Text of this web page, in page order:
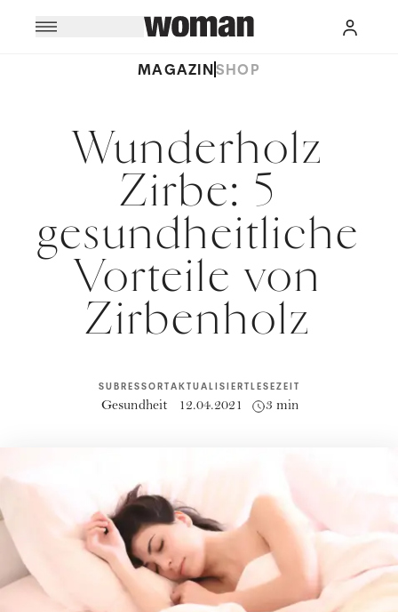
MAGAZINSHOP
Wunderholz
Zirbe: 5
gesundheitliche
Vorteile von
Zirbenholz
SUBRESSORT
Gesundheit
AKTUALISIERT
12.04.2021
LESEZEIT
3 min